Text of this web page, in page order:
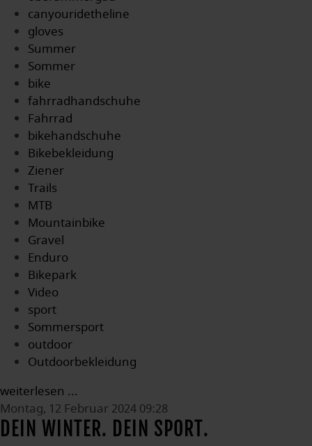
canyouridetheline
gloves
Summer
Sommer
bike
fahrradhandschuhe
Fahrrad
bikehandschuhe
Bikebekleidung
Ziener
Trails
MTB
Mountainbike
Gravel
Enduro
Bikepark
Video
sport
Sommersport
outdoor
Outdoorbekleidung
weiterlesen ...
Montag, 12 Februar 2024 09:28
DEIN WINTER. DEIN SPORT.